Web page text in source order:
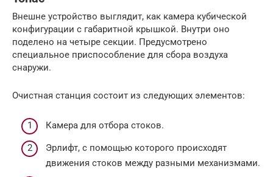
Внешне устройство выглядит, как камера кубической
конфигурации с габаритной крышкой. Внутри оно
поделено на четыре секции. Предусмотрено
специальное приспособление для сбора воздуха
снаружи.
Очистная станция состоит из следующих элементов:
Камера для отбора стоков.
Эрлифт, с помощью которого происходят
движения стоков между разными механизмами.